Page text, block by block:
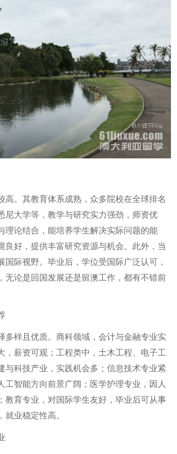
高。其教育体系成熟，众多院校在全球排名
尼大学等，教学与研究实力强劲，师资优
理论结合，能培养学生解决实际问题的能
良好，提供丰富研究资源与机会。此外，当
国际视野。毕业后，学位受国际广泛认可，
无论是回国发展还是留澳工作，都有不错前
多样且优质。商科领域，会计与金融专业实
，薪资可观；工程类中，土木工程、电子工
与科技产业，实践机会多；信息技术专业紧
工智能方向前景广阔；医学护理专业，因人
教育专业，对国际学生友好，毕业后可从事
就业稳定性高。